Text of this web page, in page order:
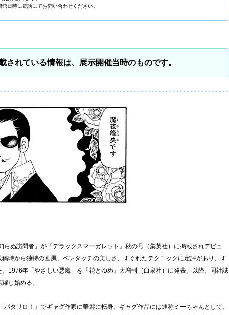
日時に電話にてお問い合わせください。
されている情報は、展示開催当時のものです。
らぬ訪問者」が『デラックスマーガレット』秋の号（集英社）に掲載されデビュ
時から独特の画風、ペンタッチの美しさ、すぐれたテクニックに定評があり、す
1976年「やさしい悪魔」を『花とゆめ』大増刊（白泉社）に発表。以降、同社誌
し始める。
パタリロ！」でギャグ作家に華麗に転身。ギャグ作品には通称ミーちゃんとして、